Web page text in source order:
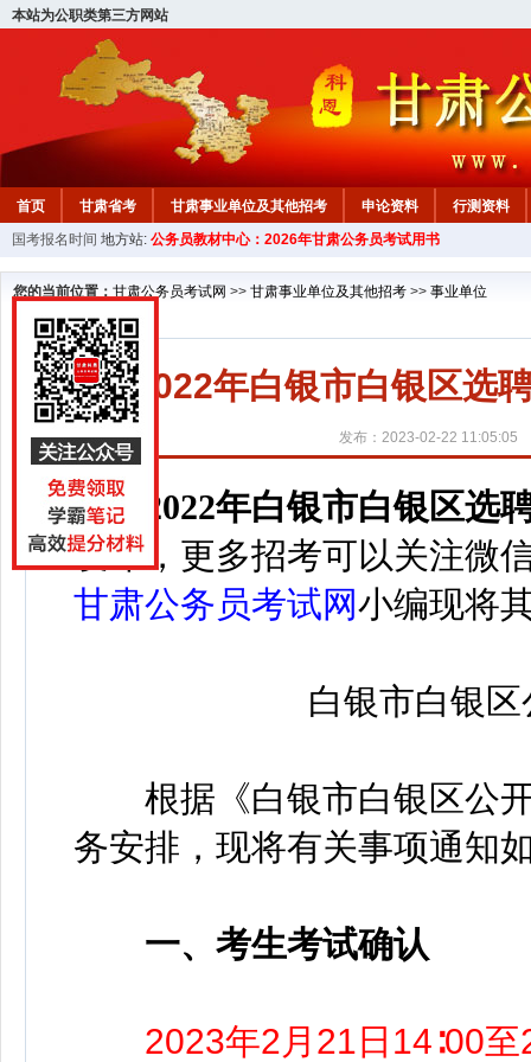
本站为公职类第三方网站
首页 甘肃省考 甘肃事业单位及其他招考 申论资料
行测资料
国考报名时间 地方站: 公务员教材中心：2026年甘肃公务员考试用书
您的当前位置： 甘肃公务员考试网 >> 甘肃事业单位及其他招考 >> 事业单位
2022年白银市白银区选
发布：2023-02-22 11:05:05
2022年白银市白银区选
发布， 更多招考可以关注微
甘肃公务员考试网小编现将
白银市白银区
根据《白银市白银区公开
务安排，现将有关事项通知
一、考生考试确认
2023年2月21日14∶00